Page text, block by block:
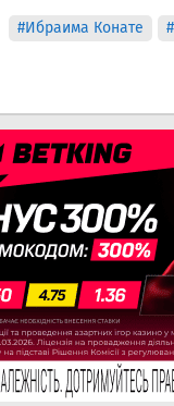
#Ибраима Конате